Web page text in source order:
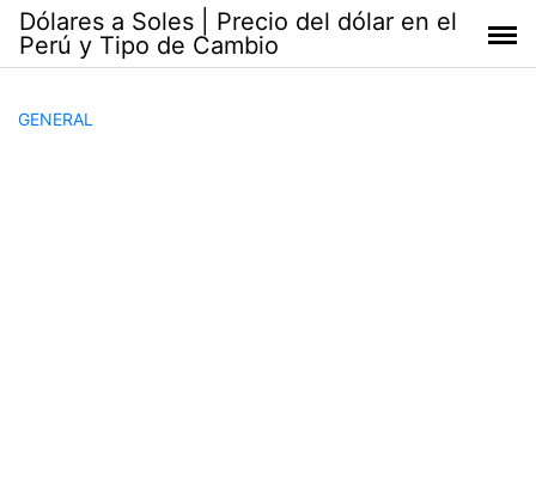
Saltar
contenido
Dólares a Soles | Precio del dólar en el
Perú y Tipo de Cambio
GENERAL